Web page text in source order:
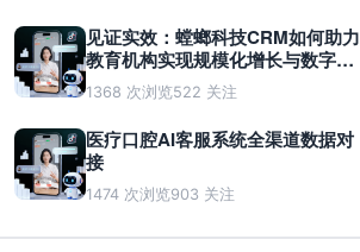
见证实效：螳螂科技CRM如何助力
教育机构实现规模化增长与数字化
蜕变
1368 次浏览522 关注
医疗口腔AI客服系统全渠道数据对
接
1474 次浏览903 关注